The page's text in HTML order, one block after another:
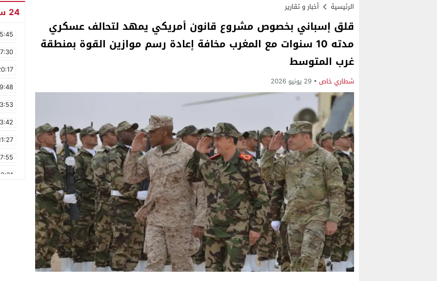
الرئيسية أخبار و تقارير
قلق إسباني بخصوص مشروع قانون أمريكي يمهد لتحالف عسكري
مدته 10 سنوات مع المغرب مخافة إعادة رسم موازين القوة بمنطقة
غرب المتوسط
شطاري خاص 29 يونيو 2026
24 ساعة